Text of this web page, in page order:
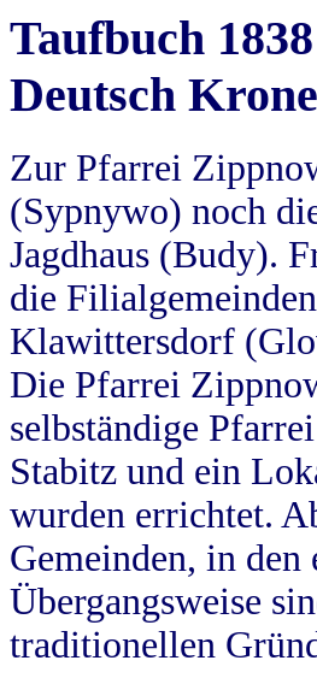
Taufbuch
Deutsch Krone
Zur Pfarrei
(Sypnywo) noch
Jagdhaus (Budy).
die
Klawittersdorf
Die Pfarrei
selbständige
Stabitz und ein
wurden errichtet.
Gemeinden, in den
Übergangsweise
traditionellen